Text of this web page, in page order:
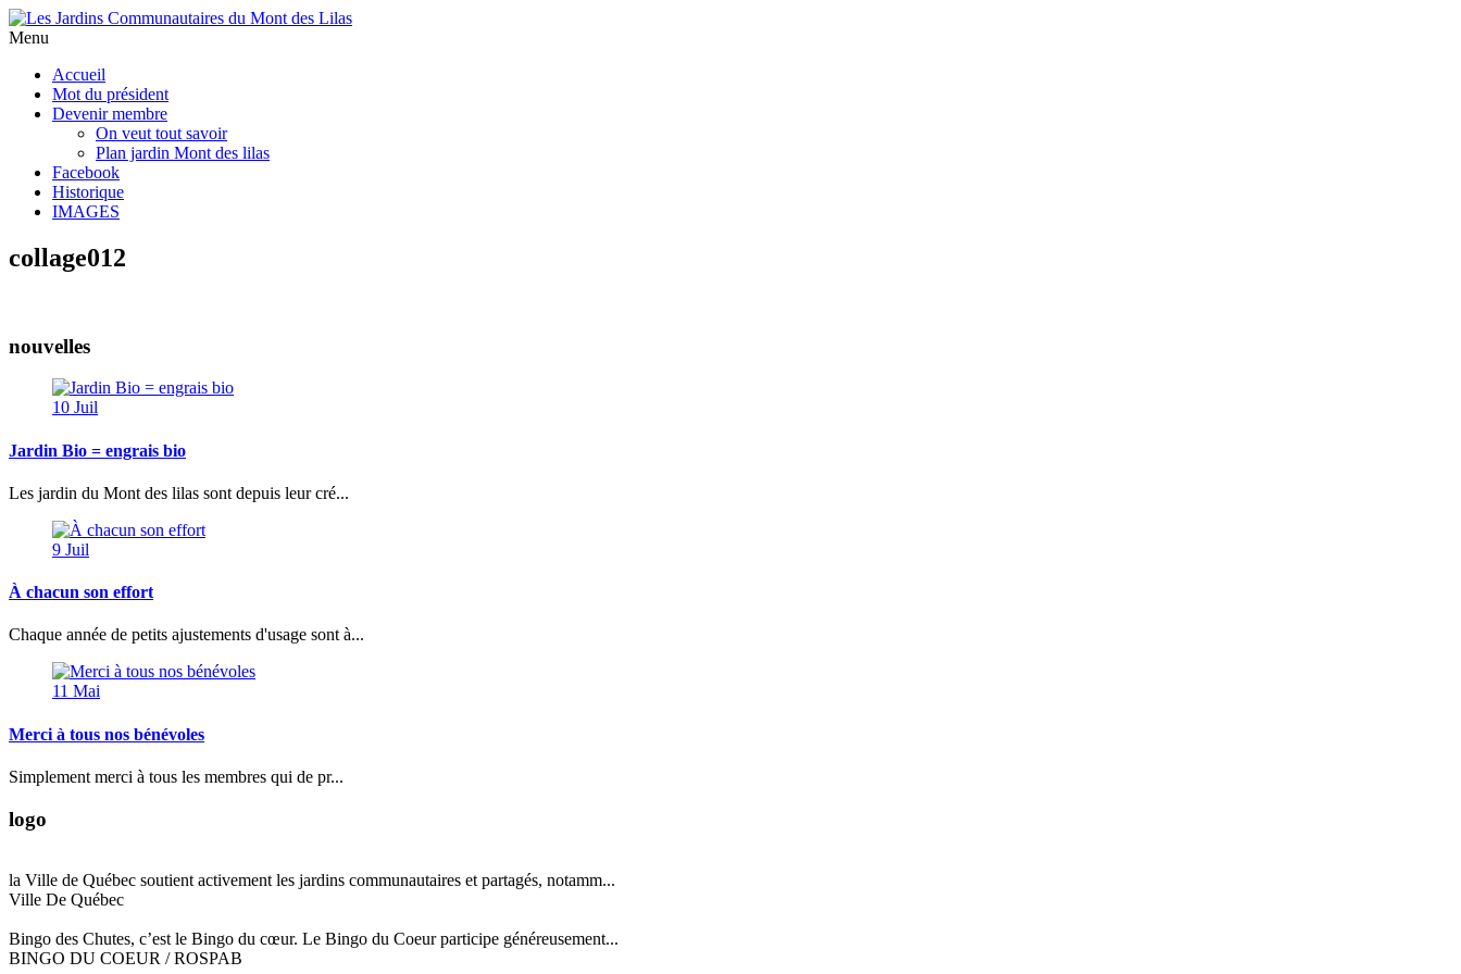
Menu
Accueil
Mot du président
Devenir membre
On veut tout savoir
Plan jardin Mont des lilas
Facebook
Historique
IMAGES
collage012
nouvelles
10 Juil
Jardin Bio = engrais bio
Les jardin du Mont des lilas sont depuis leur cré...
9 Juil
À chacun son effort
Chaque année de petits ajustements d'usage sont à...
11 Mai
Merci à tous nos bénévoles
Simplement merci à tous les membres qui de pr...
logo
la Ville de Québec soutient activement les jardins communautaires et partagés, notamm...
Ville De Québec
Bingo des Chutes, c’est le Bingo du cœur. Le Bingo du Coeur participe généreusement...
BINGO DU COEUR / ROSPAB